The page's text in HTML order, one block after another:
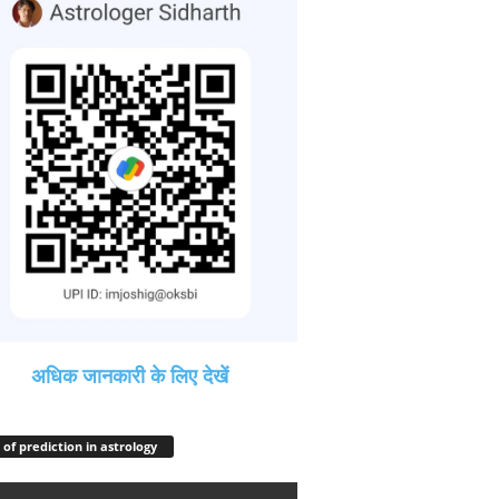
अधिक जानकारी के लिए देखें
prediction in astrology